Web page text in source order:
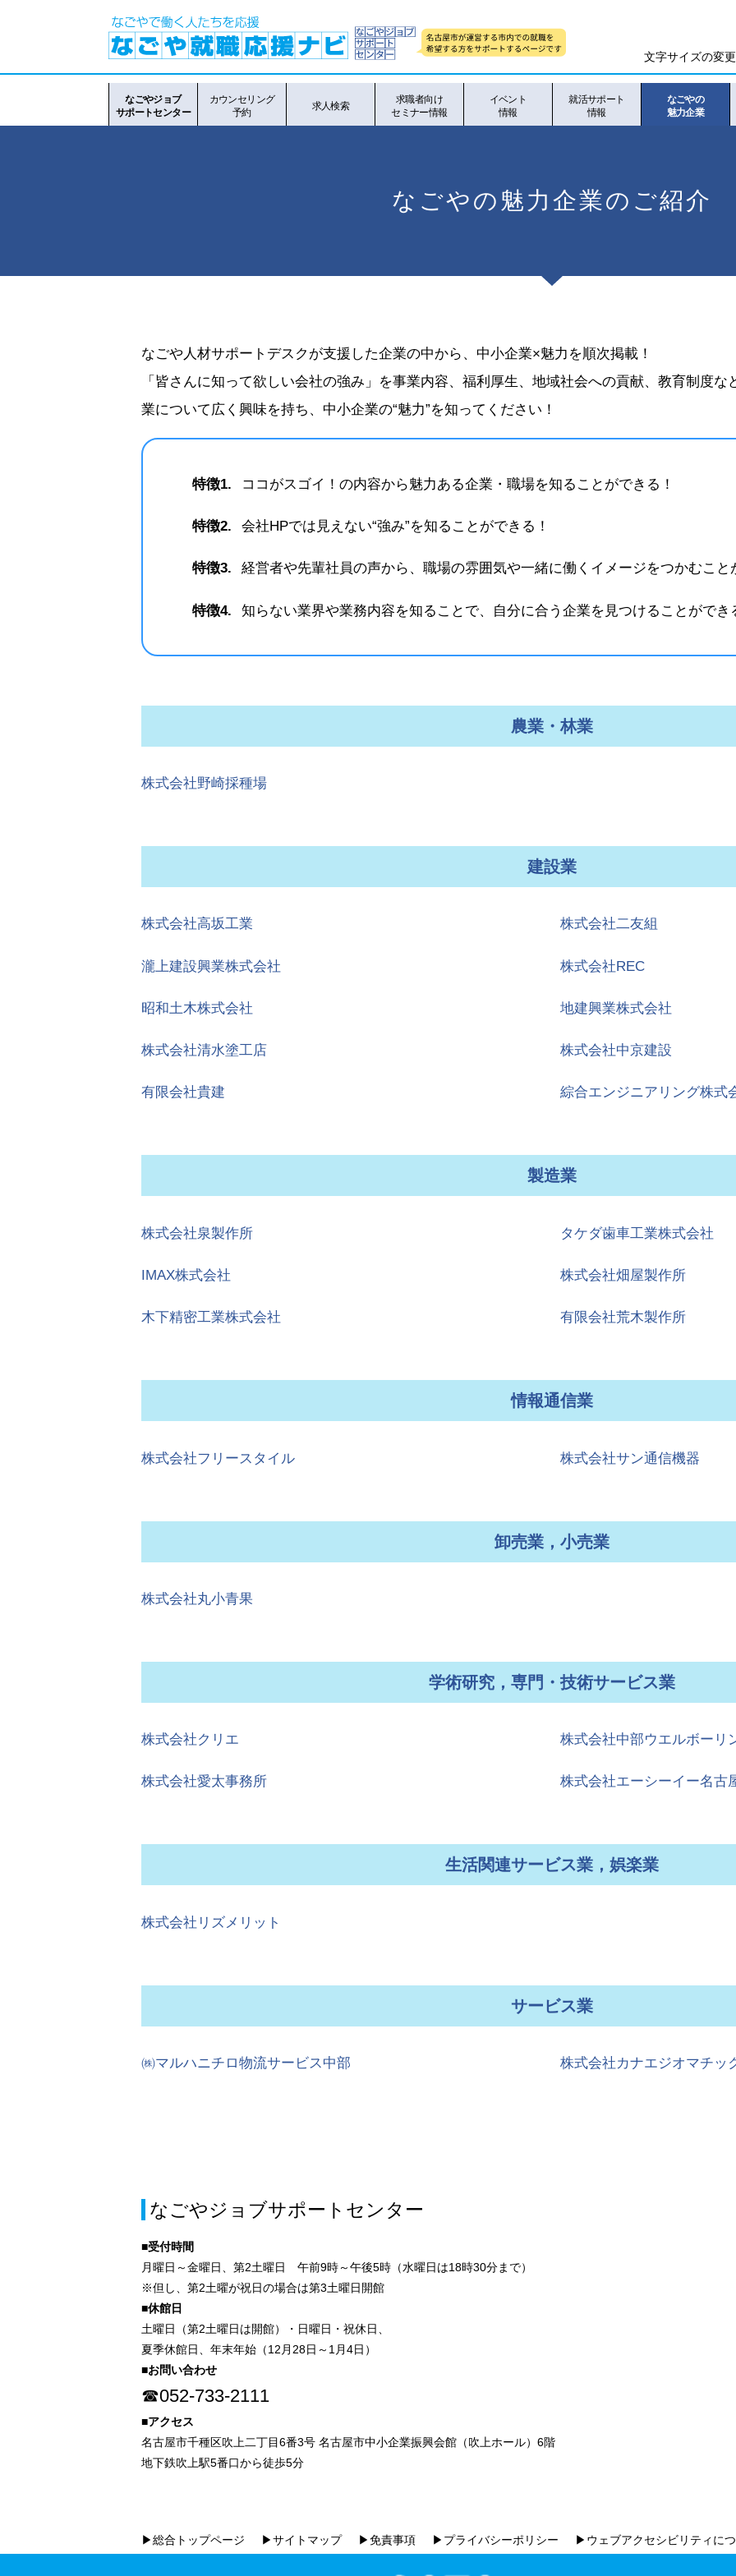
文字サイズの変更
なごやジョブ
サポートセンター
カウンセリング
予約
求人検索
求職者向け
セミナー情報
イベント
情報
就活サポート
情報
なごやの
魅力企業
なごやの魅力企業のご紹介
なごや人材サポートデスクが支援した企業の中から、中小企業×魅力を順次掲載！
「皆さんに知って欲しい会社の強み」を事業内容、福利厚生、地域社会への貢献、教育制度
業について広く興味を持ち、中小企業の“魅力”を知ってください！
特徴1. ココがスゴイ！の内容から魅力ある企業・職場を知ることができる！
特徴2. 会社HPでは見えない“強み”を知ることができる！
特徴3. 経営者や先輩社員の声から、職場の雰囲気や一緒に働くイメージをつかむこと
特徴4. 知らない業界や業務内容を知ることで、自分に合う企業を見つけることができ
農業・林業
株式会社野崎採種場
建設業
株式会社高坂工業 株式会社二友組
瀧上建設興業株式会社 株式会社REC
昭和土木株式会社 地建興業株式会社
株式会社清水塗工店 株式会社中京建設
有限会社貴建 綜合エンジニアリング株式
製造業
株式会社泉製作所 タケダ歯車工業株式会社
IMAX株式会社 株式会社畑屋製作所
木下精密工業株式会社 有限会社荒木製作所
情報通信業
株式会社フリースタイル 株式会社サン通信機器
卸売業，小売業
株式会社丸小青果
学術研究，専門・技術サービス業
株式会社クリエ 株式会社中部ウエルボーリ
株式会社愛太事務所 株式会社エーシーイー名古
生活関連サービス業，娯楽業
株式会社リズメリット
サービス業
㈱マルハニチロ物流サービス中部 株式会社カナエジオマチッ
なごやジョブサポートセンター
■受付時間
月曜日～金曜日、第2土曜日 午前9時～午後5時（水曜日は18時30分まで）
※但し、第2土曜が祝日の場合は第3土曜日開館
■休館日
土曜日（第2土曜日は開館）・日曜日・祝休日、
夏季休館日、年末年始（12月28日～1月4日）
■お問い合わせ
☎052-733-2111
■アクセス
名古屋市千種区吹上二丁目6番3号 名古屋市中小企業振興会館（吹上ホール）6階
地下鉄吹上駅5番口から徒歩5分
▶総合トップページ ▶サイトマップ ▶免責事項 ▶プライバシーポリシー ▶ウェブアクセシビリティに